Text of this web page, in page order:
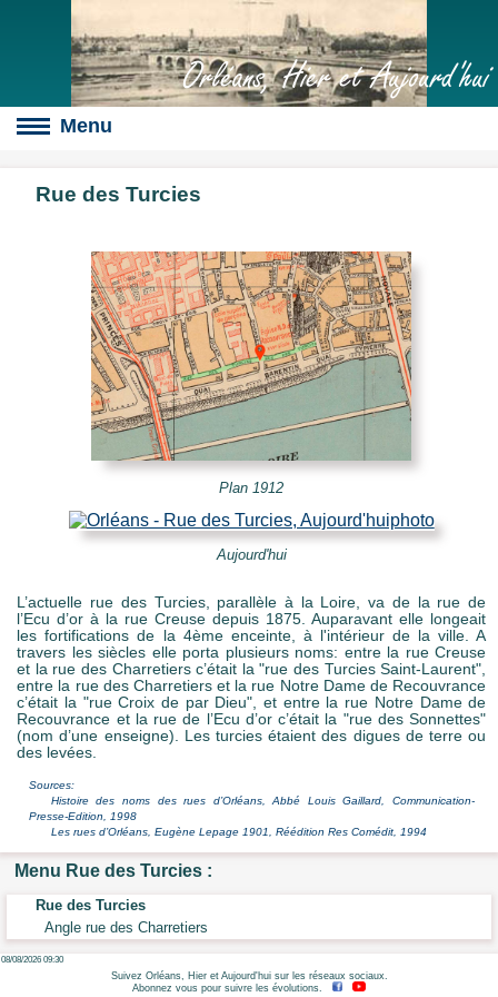
Orléans, Hier et Aujourd'hui
Rue des Turcies
Plan 1912
Aujourd'hui
L’actuelle rue des Turcies, parallèle à la Loire, va de la rue de
l’Ecu d’or à la rue Creuse depuis 1875. Auparavant elle longeait
les fortifications de la 4ème enceinte, à l'intérieur de la ville. A
travers les siècles elle porta plusieurs noms: entre la rue Creuse
et la rue des Charretiers c’était la "rue des Turcies Saint-Laurent",
entre la rue des Charretiers et la rue Notre Dame de Recouvrance
c’était la "rue Croix de par Dieu", et entre la rue Notre Dame de
Recouvrance et la rue de l’Ecu d’or c’était la "rue des Sonnettes"
(nom d’une enseigne). Les turcies étaient des digues de terre ou
des levées.
Sources:
Histoire des noms des rues d’Orléans, Abbé Louis Gaillard, Communication-
Presse-Edition, 1998
Les rues d’Orléans, Eugène Lepage 1901, Réédition Res Comédit, 1994
Menu Rue des Turcies :
Rue des Turcies
Angle rue des Charretiers
08/08/2026 09:30
Suivez Orléans, Hier et Aujourd'hui sur les réseaux sociaux.
Abonnez vous pour suivre les évolutions.